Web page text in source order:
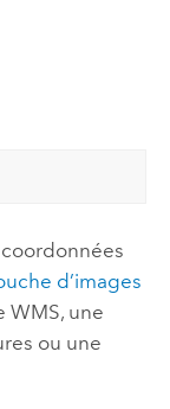
d’images
WMS, une
ou une